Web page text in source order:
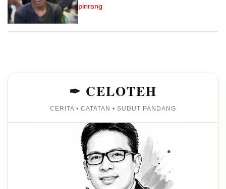
pinrang
✒ CELOTEH
CERITA • CATATAN • SUDUT PANDANG